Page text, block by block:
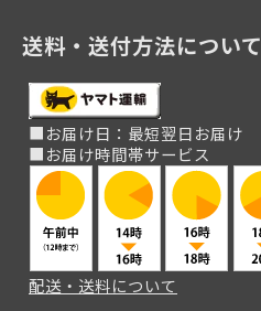
送料・送付方法について
■お届け日：最短翌日お届け
■お届け時間帯サービス
配送・送料について